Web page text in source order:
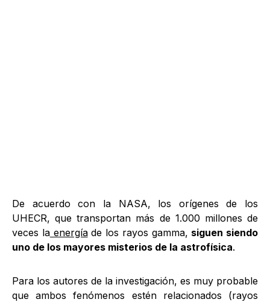
De acuerdo con la NASA, los orígenes de los
UHECR, que transportan más de 1.000 millones de
veces laenergíade los rayos gamma, siguen siendo
uno de los mayores misterios de la astrofísica.
Para los autores de la investigación, es muy probable
que ambos fenómenos estén relacionados (rayos